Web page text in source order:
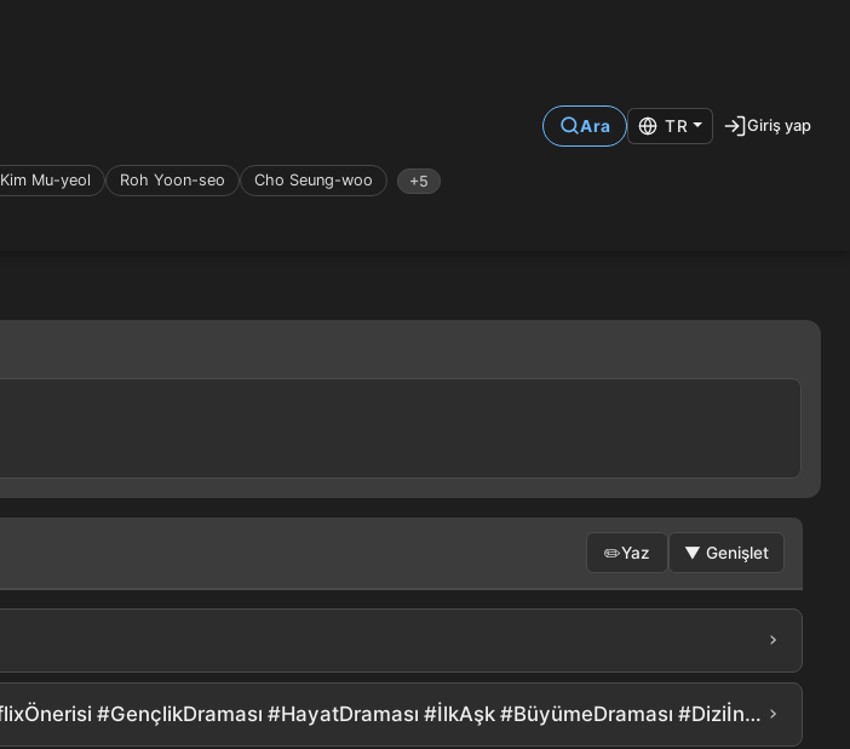
Kim Mu-yeol Roh Yoon-seo Cho Seung-woo +5
Ara TR Giriş yap
✏️Yaz ▼ Genişlet
Netflix
›
Yirmi Beş Yirmi Bir#KimTaeRi #NamJooHyuk #NaHeeDo #BaekYiJin #NetflixÖnerisi #GençlikDraması #HayatDraması #İlkAşk #BüyümeDraması #Diziİncelemesi #DuygusalUyarı #GözyaşıButonu #YazHavası #Retro #IMFDönemi ›